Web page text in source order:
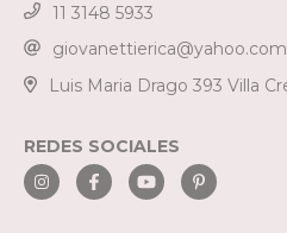
11 3148 5933
giovanettierica@yahoo.com
Luis Maria Drago 393 Villa
REDES SOCIALES